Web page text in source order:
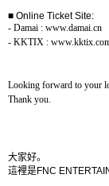
■ Online Ticket Site:
- Damai : www.damai.cn
- KKTIX :
Looking forward to your
Thank you.
大家好。
這裡是FNC